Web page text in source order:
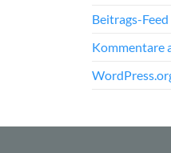
Beitrags-Feed
Kommentare